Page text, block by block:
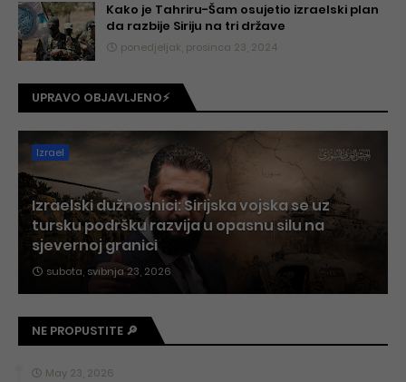
Kako je Tahriru-Šam osujetio izraelski plan
da razbije Siriju na tri države
ponedjeljak, prosinca 23, 2024
UPRAVO OBJAVLJENO⚡
Izrael
Izraelski dužnosnici: Sirijska vojska se uz
tursku podršku razvija u opasnu silu na
sjevernoj granici
subota, svibnja 23, 2026
NE PROPUSTITE 🔎
May 23, 2026